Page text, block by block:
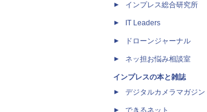
インプレス総合研究所
IT Leaders
ドローンジャーナル
ネッ担お悩み相談室
インプレスの本と雑誌
デジタルカメラマガジン
できるネット